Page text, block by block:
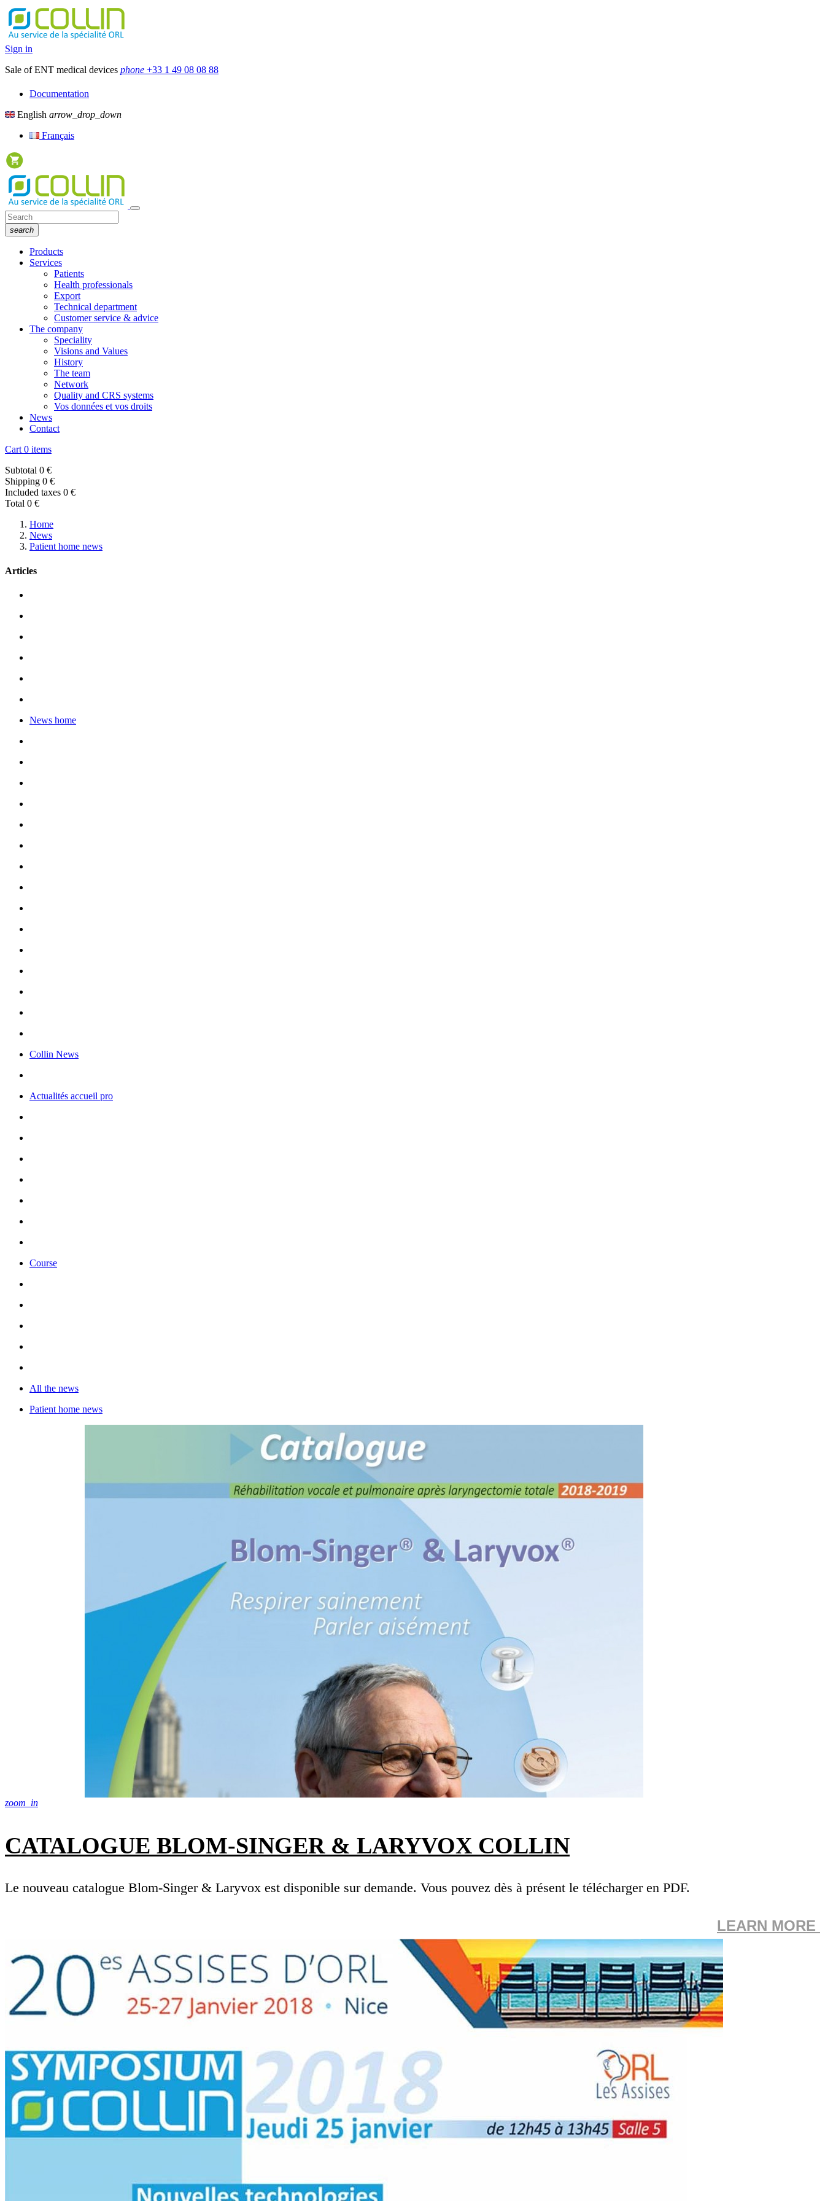
Sign in
Sale of ENT medical devices phone +33 1 49 08 08 88
Documentation
English arrow_drop_down
Français
search
Products
Services
Patients
Health professionals
Export
Technical department
Customer service & advice
The company
Speciality
Visions and Values
History
The team
Network
Quality and CRS systems
Vos données et vos droits
News
Contact
Cart 0 items
Subtotal 0 €
Shipping 0 €
Included taxes 0 €
Total 0 €
Home
News
Patient home news
Articles
News home
Collin News
Actualités accueil pro
Course
All the news
Patient home news
zoom_in
CATALOGUE BLOM-SINGER & LARYVOX COLLIN
Le nouveau catalogue Blom-Singer & Laryvox est disponible sur demande. Vous pouvez dès à présent le télécharger en PDF.
LEARN MORE